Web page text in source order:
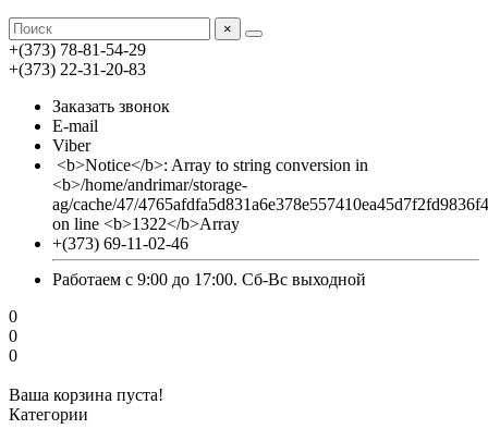
×
+(373) 78-81-54-29
+(373) 22-31-20-83
Заказать звонок
E-mail
Viber
<b>Notice</b>: Array to string conversion in
<b>/home/andrimar/storage-
ag/cache/47/
on line <b>1322</b>Array
+(373) 69-11-02-46
Работаем с 9:00 до 17:00. Сб-Вс выходной
0
0
0
Ваша корзина пуста!
Категории